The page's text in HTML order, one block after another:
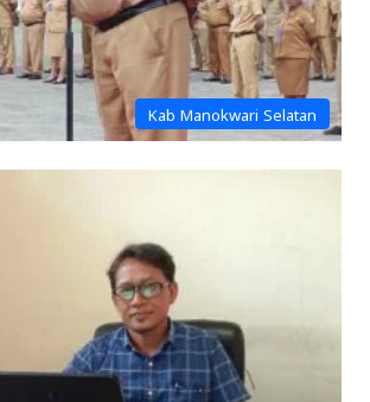
Kab Manokwari Selatan